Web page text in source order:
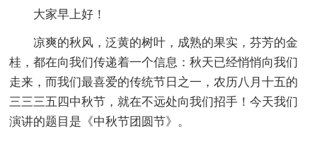
大家早上好！
凉爽的秋风，泛黄的树叶，成熟的果实，芬芳的金
桂，都在向我们传递着一个信息：秋天已经悄悄向我们
走来，而我们最喜爱的传统节日之一，农历八月十五的
三三三五四中秋节，就在不远处向我们招手！今天我们
演讲的题目是《中秋节团圆节》。